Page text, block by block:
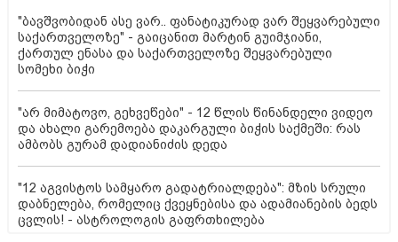
"ბავშვობიდან ასე ვარ.. ფანატიკურად ვარ შეყვარებული
საქართველოზე" - გაიცანით მარტინ გუიმჯიანი,
ქართულ ენასა და საქართველოზე შეყვარებული
სომეხი ბიჭი
"არ მიმატოვო, გეხვეწები" - 12 წლის წინანდელი ვიდეო
და ახალი გარემოება დაკარგული ბიჭის საქმეში: რას
ამბობს გურამ დადიანიძის დედა
"12 აგვისტოს სამყარო გადატრიალდება": მზის სრული
დაბნელება, რომელიც ქვეყნებისა და ადამიანების ბედს
ცვლის! - ასტროლოგის გაფრთხილება